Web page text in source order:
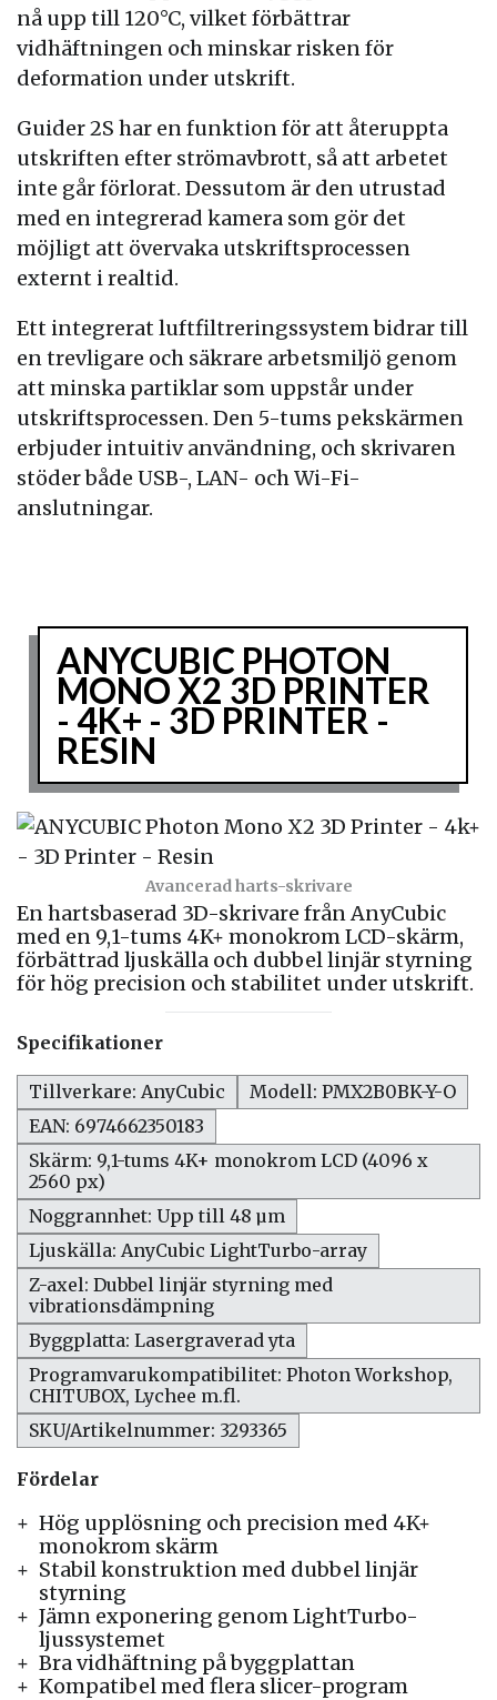
nå upp till 120°C, vilket förbättrar
vidhäftningen och minskar risken för
deformation under utskrift.
Guider 2S har en funktion för att återuppta
utskriften efter strömavbrott, så att arbetet
inte går förlorat. Dessutom är den utrustad
med en integrerad kamera som gör det
möjligt att övervaka utskriftsprocessen
externt i realtid.
Ett integrerat luftfiltreringssystem bidrar till
en trevligare och säkrare arbetsmiljö genom
att minska partiklar som uppstår under
utskriftsprocessen. Den 5-tums pekskärmen
erbjuder intuitiv användning, och skrivaren
stöder både USB-, LAN- och Wi-Fi-
anslutningar.
Avancerad harts-skrivare
ANYCUBIC PHOTON
MONO X2 3D PRINTER
- 4K+ - 3D PRINTER -
RESIN
En hartsbaserad 3D-skrivare från AnyCubic
med en 9,1-tums 4K+ monokrom LCD-skärm,
förbättrad ljuskälla och dubbel linjär styrning
för hög precision och stabilitet under utskrift.
Fördelar
Hög upplösning och precision med 4K+
monokrom skärm
Stabil konstruktion med dubbel linjär
styrning
Jämn exponering genom LightTurbo-
ljussystemet
Bra vidhäftning på byggplattan
Kompatibel med flera slicer-program
Specifikationer
Tillverkare: AnyCubic
Modell: PMX2B0BK-Y-O
EAN: 6974662350183
Skärm: 9,1-tums 4K+ monokrom LCD (4096 x
2560 px)
Noggrannhet: Upp till 48 µm
Ljuskälla: AnyCubic LightTurbo-array
Z-axel: Dubbel linjär styrning med
vibrationsdämpning
Byggplatta: Lasergraverad yta
Programvarukompatibilitet: Photon Workshop,
CHITUBOX, Lychee m.fl.
SKU/Artikelnummer: 3293365